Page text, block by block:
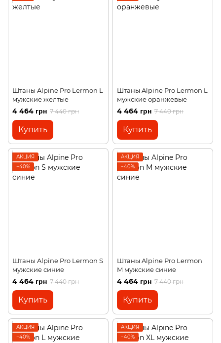
Штаны Alpine Pro Lermon L
мужские желтые
4 464 грн 7 440 грн
Купить
Штаны Alpine Pro Lermon L
мужские оранжевые
4 464 грн 7 440 грн
Купить
АКЦИЯ
−40%
Штаны Alpine Pro Lermon S
мужские синие
4 464 грн 7 440 грн
Купить
АКЦИЯ
−40%
Штаны Alpine Pro Lermon
M мужские синие
4 464 грн 7 440 грн
Купить
АКЦИЯ
−40%
АКЦИЯ
−40%